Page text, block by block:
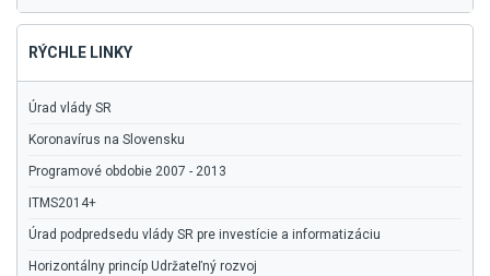
RÝCHLE LINKY
Úrad vlády SR
Koronavírus na Slovensku
Programové obdobie 2007 - 2013
ITMS2014+
Úrad podpredsedu vlády SR pre investície a informatizáciu
Horizontálny princíp Udržateľný rozvoj